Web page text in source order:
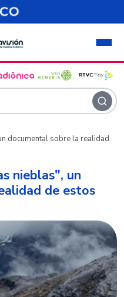
documental sobre la realidad
nieblas", un
de estos